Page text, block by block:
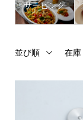
サービング
並び順 在庫